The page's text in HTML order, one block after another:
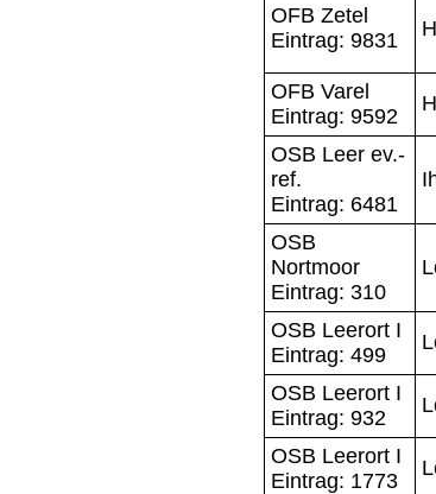
OFB Zetel
Eintrag: 9831
OFB Varel
Eintrag: 9592
OSB Leer ev.-
ref.
Eintrag: 6481
OSB
Nortmoor
Eintrag: 310
OSB Leerort I
Eintrag: 499
OSB Leerort I
Eintrag: 932
OSB Leerort I
Eintrag: 1773